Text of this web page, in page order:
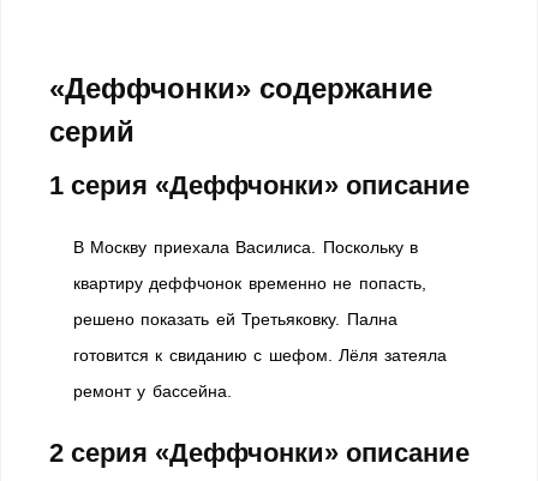
«Деффчонки» содержание
серий
1 серия «Деффчонки» описание
В Москву приехала Василиса. Поскольку в
квартиру деффчонок временно не попасть,
решено показать ей Третьяковку. Пална
готовится к свиданию с шефом. Лёля затеяла
ремонт у бассейна.
2 серия «Деффчонки» описание